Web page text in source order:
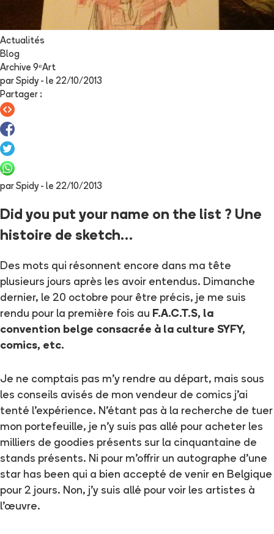
Actualités
Blog
Archive 9ᵉArt
par Spidy- le 22/10/2013
Partager :
par Spidy- le 22/10/2013
Did you put your name on the list ? Une
histoire de sketch…
Des mots qui résonnent encore dans ma tête
plusieurs jours après les avoir entendus. Dimanche
dernier, le 20 octobre pour être précis, je me suis
rendu pour la première fois au F.A.C.T.S, la
convention belge consacrée à la culture SYFY,
comics, etc.
Je ne comptais pas m’y rendre au départ, mais sous
les conseils avisés de mon vendeur de comics j’ai
tenté l’expérience. N’étant pas à la recherche de tuer
mon portefeuille, je n’y suis pas allé pour acheter les
milliers de goodies présents sur la cinquantaine de
stands présents. Ni pour m’offrir un autographe d’une
star has been qui a bien accepté de venir en Belgique
pour 2 jours. Non, j’y suis allé pour voir les artistes à
l’œuvre.